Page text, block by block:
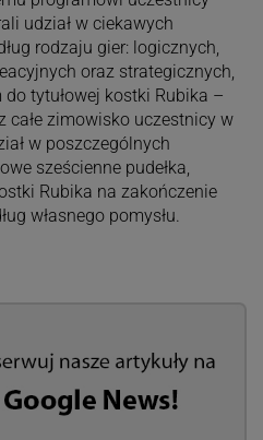
udział w ciekawych
rodzaju gier: logicznych,
oraz strategicznych,
tytułowej kostki Rubika –
całe zimowisko uczestnicy w
w poszczególnych
sześcienne pudełka,
Rubika na zakończenie
własnego pomysłu.